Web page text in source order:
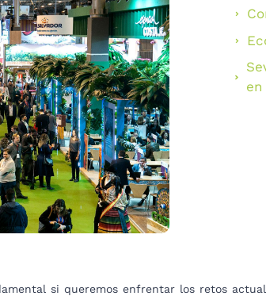
en
si queremos enfrentar los retos